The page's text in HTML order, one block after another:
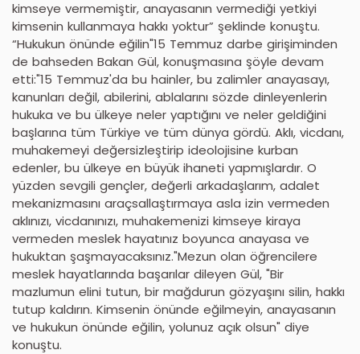
kimseye vermemiştir, anayasanın vermediği yetkiyi
kimsenin kullanmaya hakkı yoktur” şeklinde konuştu.
“Hukukun önünde eğilin"15 Temmuz darbe girişiminden
de bahseden Bakan Gül, konuşmasına şöyle devam
etti:"15 Temmuz'da bu hainler, bu zalimler anayasayı,
kanunları değil, abilerini, ablalarını sözde dinleyenlerin
hukuka ve bu ülkeye neler yaptığını ve neler geldiğini
başlarına tüm Türkiye ve tüm dünya gördü. Aklı, vicdanı,
muhakemeyi değersizleştirip ideolojisine kurban
edenler, bu ülkeye en büyük ihaneti yapmışlardır. O
yüzden sevgili gençler, değerli arkadaşlarım, adalet
mekanizmasını araçsallaştırmaya asla izin vermeden
aklınızı, vicdanınızı, muhakemenizi kimseye kiraya
vermeden meslek hayatınız boyunca anayasa ve
hukuktan şaşmayacaksınız."Mezun olan öğrencilere
meslek hayatlarında başarılar dileyen Gül, "Bir
mazlumun elini tutun, bir mağdurun gözyaşını silin, hakkı
tutup kaldırın. Kimsenin önünde eğilmeyin, anayasanın
ve hukukun önünde eğilin, yolunuz açık olsun" diye
konuştu.